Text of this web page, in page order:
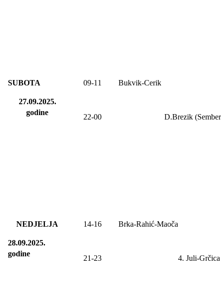
SUBOTA
27.09.2025.
godine
09-1 1 Bukvik-Cerik
22-00 D.Brezik
NEDJELJA
28.09.2025.
godine
14-16 Brka-Rahić-Maoča
21-23 4. Juli-Grčica